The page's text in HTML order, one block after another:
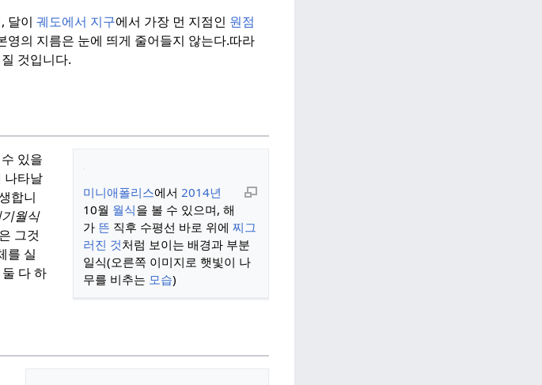
달이 궤도에서 지구에서 가장 먼 지점인 원점
영의 지름은 눈에 띄게 줄어들지 않는다.따라
것입니다.
미니애폴리스에서 2014년
10월 월식을 볼 수 있으며, 해
가 뜬 직후 수평선 바로 위에 찌그
러진 것처럼 보이는 배경과 부분
일식(오른쪽 이미지로 햇빛이 나
무를 비추는 모습)
있을
나타날
합니
월식
그것
를 실
다 하